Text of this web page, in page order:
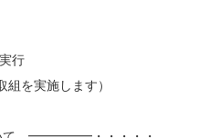
行
組を実施します）